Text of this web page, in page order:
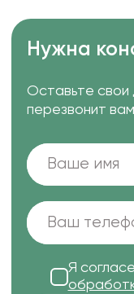
Нужна
Оставьте
перезвонит
Я